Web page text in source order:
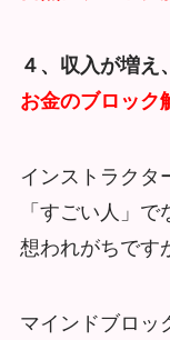
４、収入が増え、
お金のブロック
インストラクタ
「すごい人」
想われがちです
マインドブロッ